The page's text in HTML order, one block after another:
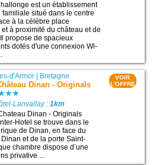
est un établissement
familiale situé dans le centre
à la célèbre place
à proximité du château et de
propose de spacieux
dotés d'une connexion Wi-
d'Armor Bretagne
Dinan - Originals
Lanvallay :1km
Dinan - Originals
Hotel se trouve dans le
de Dinan, en face du
et de la porte Saint-
chambre dispose d’une
privative ...
VOIR
L'OFFRE